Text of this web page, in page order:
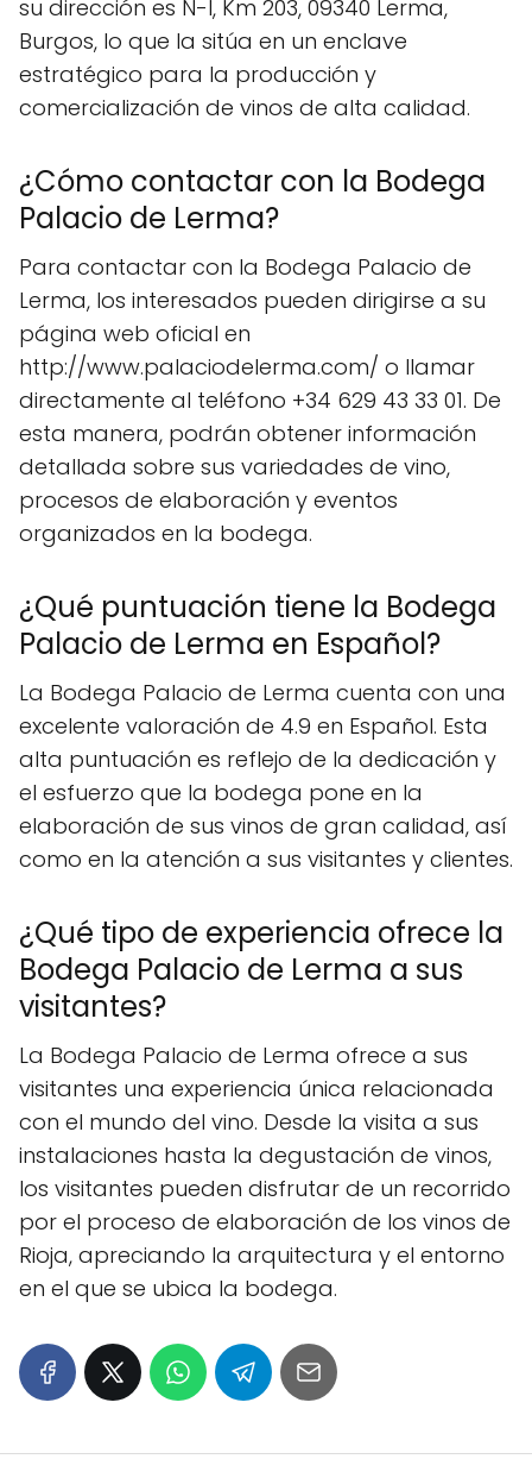
su dirección es N-I, Km 203, 09340 Lerma,
Burgos, lo que la sitúa en un enclave
estratégico para la producción y
comercialización de vinos de alta calidad.
¿Cómo contactar con la Bodega
Palacio de Lerma?
Para contactar con la Bodega Palacio de
Lerma, los interesados pueden dirigirse a su
página web oficial en
http://www.palaciodelerma.com/ o llamar
directamente al teléfono +34 629 43 33 01. De
esta manera, podrán obtener información
detallada sobre sus variedades de vino,
procesos de elaboración y eventos
organizados en la bodega.
¿Qué puntuación tiene la Bodega
Palacio de Lerma en Español?
La Bodega Palacio de Lerma cuenta con una
excelente valoración de 4.9 en Español. Esta
alta puntuación es reflejo de la dedicación y
el esfuerzo que la bodega pone en la
elaboración de sus vinos de gran calidad, así
como en la atención a sus visitantes y clientes.
¿Qué tipo de experiencia ofrece la
Bodega Palacio de Lerma a sus
visitantes?
La Bodega Palacio de Lerma ofrece a sus
visitantes una experiencia única relacionada
con el mundo del vino. Desde la visita a sus
instalaciones hasta la degustación de vinos,
los visitantes pueden disfrutar de un recorrido
por el proceso de elaboración de los vinos de
Rioja, apreciando la arquitectura y el entorno
en el que se ubica la bodega.